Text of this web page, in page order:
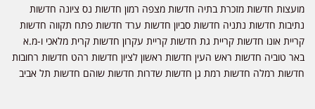
מועצות חדשות מזכרת בתיה חדשות מצפה רמון חדשות נס ציונה חדשות
נתיבות חדשות נתניה חדשות סביון חדשות ערד חדשות פתח תקווה חדשות
קריית אונו חדשות קריית גת חדשות קריית עקרון חדשות קרית מלאכי ו-מ.א
באר טוביה חדשות ראש העין חדשות ראשון לציון חדשות רהט חדשות רחובות
חדשות רמלה חדשות רמת גן חדשות שדרות חדשות שוהם חדשות תל אביב